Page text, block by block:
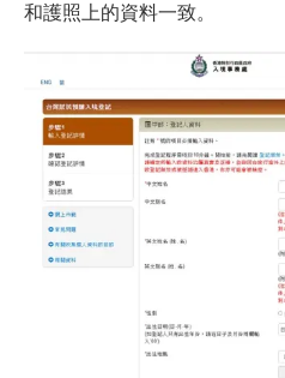
和護照上的資料一致。